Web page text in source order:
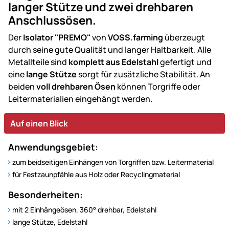
langer Stütze und zwei drehbaren
Anschlussösen.
DerIsolator "PREMO"vonVOSS.farming überzeugt
durch seine gute Qualität und langer Haltbarkeit. Alle
Metallteile sind komplett aus Edelstahlgefertigt und
einelange Stützesorgt für zusätzliche Stabilität. An
beidenvoll drehbaren Ösen können Torgriffe oder
Leitermaterialien eingehängt werden.
Auf einen Blick
Anwendungsgebiet:
zum beidseitigen Einhängen von Torgriffen bzw. Leitermaterial
für Festzaunpfähle aus Holz oder Recyclingmaterial
Besonderheiten:
mit 2 Einhängeösen, 360° drehbar, Edelstahl
lange Stütze, Edelstahl